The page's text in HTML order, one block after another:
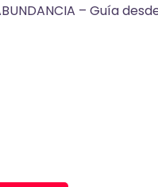
– Guía